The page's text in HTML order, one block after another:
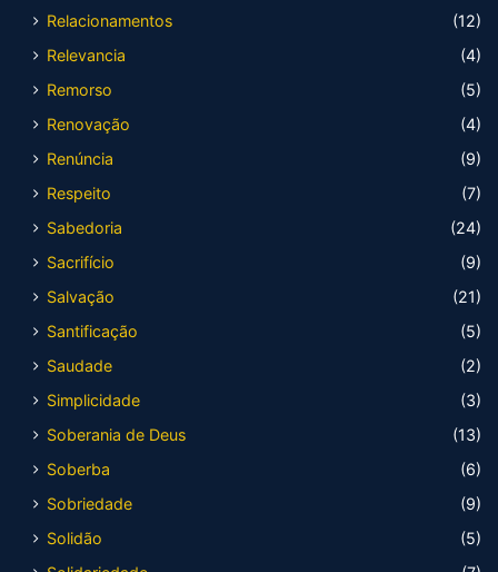
Relacionamentos
(12)
Relevancia
(4)
Remorso
(5)
Renovação
(4)
Renúncia
(9)
Respeito
(7)
Sabedoria
(24)
Sacrifício
(9)
Salvação
(21)
Santificação
(5)
Saudade
(2)
Simplicidade
(3)
Soberania de Deus
(13)
Soberba
(6)
Sobriedade
(9)
Solidão
(5)